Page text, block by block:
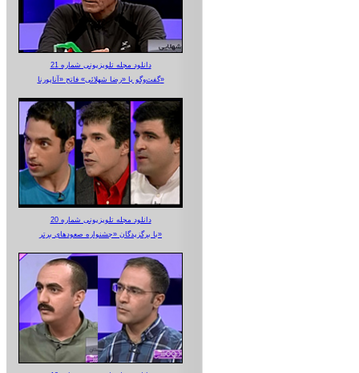
دانلود مجله تلویزیونی شماره 21
گفت‌وگو با «رضا شهلائی» فاتح «آناپورنا»
دانلود مجله تلویزیونی شماره 20
با برگزیدگان «جشنواره صعودهای برتر»